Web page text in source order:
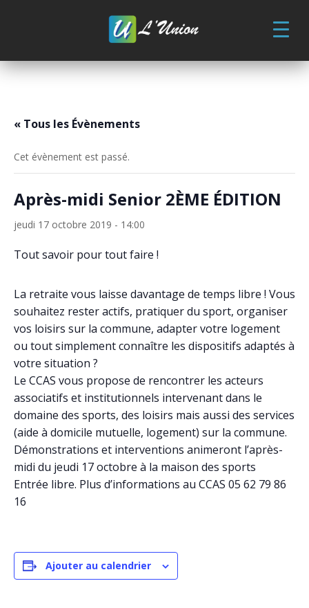
« Tous les Évènements
Cet évènement est passé.
Après-midi Senior 2ÈME ÉDITION
jeudi 17 octobre 2019 - 14:00
Tout savoir pour tout faire !
La retraite vous laisse davantage de temps libre ! Vous
souhaitez rester actifs, pratiquer du sport, organiser
vos loisirs sur la commune, adapter votre logement
ou tout simplement connaître les dispositifs adaptés à
votre situation ?
Le CCAS vous propose de rencontrer les acteurs
associatifs et institutionnels intervenant dans le
domaine des sports, des loisirs mais aussi des services
(aide à domicile mutuelle, logement) sur la commune.
Démonstrations et interventions animeront l’après-
midi du jeudi 17 octobre à la maison des sports
Entrée libre. Plus d’informations au CCAS 05 62 79 86
16
Ajouter au calendrier